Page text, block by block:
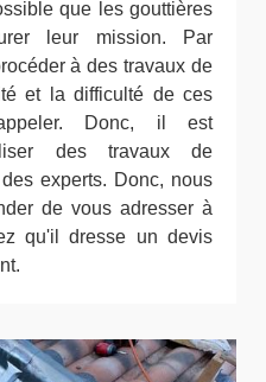
que les gouttières
leur mission. Par
à des travaux de
et la difficulté de ces
Donc, il est
des travaux de
experts. Donc, nous
de vous adresser à
qu'il dresse un devis